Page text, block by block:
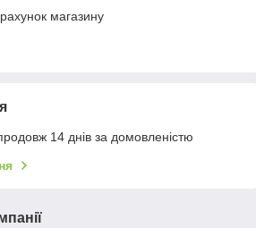
магазину
14 днів за домовленістю